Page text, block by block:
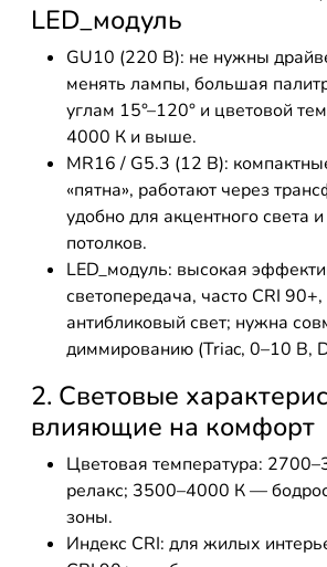
LED_модуль
GU10 (220 В): не нужны
менять лампы, большая
углам 15°–120° и цветовой
4000 К и выше.
MR16 / G5.3 (12 В):
«пятна», работают через
удобно для акцентного света
потолков.
LED_модуль: высокая
светопередача, часто CRI
антибликовый свет; нужна
диммированию (Triac, 0–10 В,
2. Световые
влияющие на комфорт
Цветовая температура:
релакс; 3500–4000 К —
зоны.
Индекс CRI: для жилых